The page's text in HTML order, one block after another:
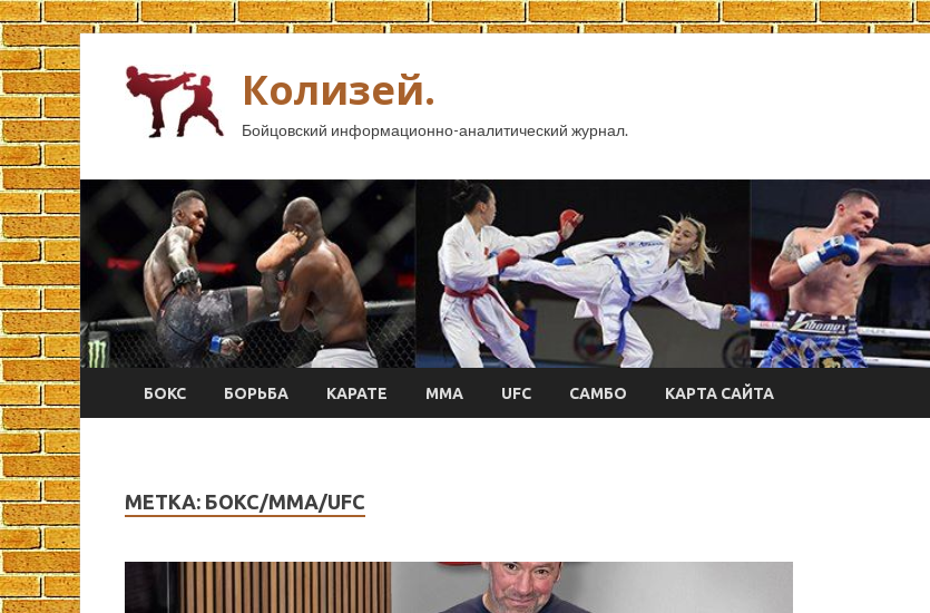
Колизей.
Бойцовский информационно-аналитический журнал.
БОКС БОРЬБА КАРАТЕ ММА UFC САМБО КАРТА САЙТА
МЕТКА: БОКС/MMA/UFC